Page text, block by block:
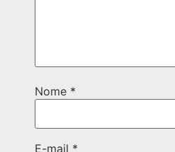
Nome *
E-mail *